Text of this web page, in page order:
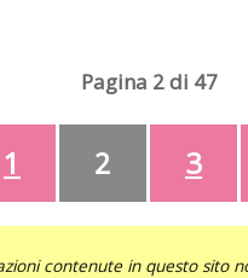
Pagina 2 di 47
1 2 3
contenute in questo sito